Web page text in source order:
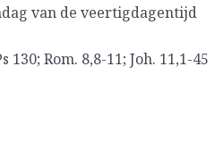
van de veertigdagentijd
130; Rom. 8,8-11; Joh. 11,1-45